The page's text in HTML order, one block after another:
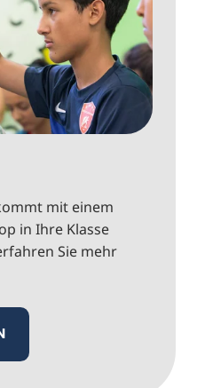
mit einem
in Ihre Klasse
Sie mehr